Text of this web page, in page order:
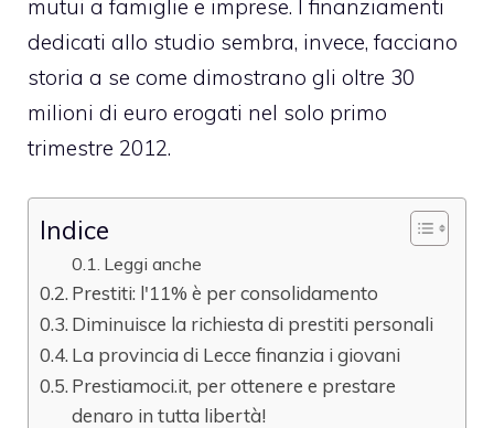
mutui a famiglie e imprese. I finanziamenti
dedicati allo studio sembra, invece, facciano
storia a se come dimostrano gli oltre 30
milioni di euro erogati nel solo primo
trimestre 2012.
Indice
Leggi anche
Prestiti: l'11% è per consolidamento
Diminuisce la richiesta di prestiti personali
La provincia di Lecce finanzia i giovani
Prestiamoci.it, per ottenere e prestare
denaro in tutta libertà!